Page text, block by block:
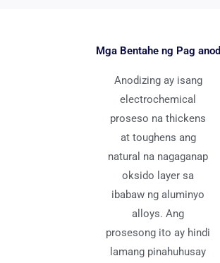
Mga Bentahe ng Pag anod
Anodizing ay isang
electrochemical
proseso na thickens
at toughens ang
natural na nagaganap
oksido layer sa
ibabaw ng aluminyo
alloys. Ang
prosesong ito ay hindi
lamang pinahuhusay